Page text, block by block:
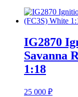
IG2870
Savanna
1:18
25 000 ₽